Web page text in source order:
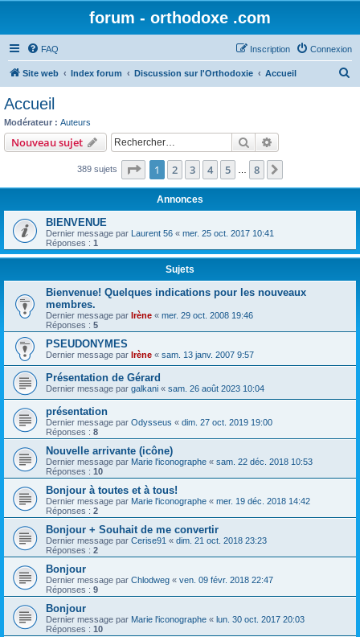
forum - orthodoxe .com
FAQ Connexion
Inscription
Site web Index forum Discussion sur l'Orthodoxie Accueil
c
Accueil
Modérateur : Auteurs
Nouveau sujet Rechercher
389 sujets Page 1sur8
1 2 3 4 5 8
Annonces
BIENVENUE
Dernier message par Laurent 56 « mer. 25 oct. 2017 10:41
Réponses : 1
Sujets
Bienvenue! Quelques indications pour les nouveaux
membres.
Dernier message par Irène « mer. 29 oct. 2008 19:46
Réponses : 5
PSEUDONYMES
Dernier message par Irène « sam. 13 janv. 2007 9:57
Présentation de Gérard
Dernier message par galkani « sam. 26 août 2023 10:04
présentation
Dernier message par Odysseus « dim. 27 oct. 2019 19:00
Réponses : 8
Nouvelle arrivante (icône)
Dernier message par Marie l'iconographe « sam. 22 déc. 2018 10:53
Réponses : 10
Bonjour à toutes et à tous!
Dernier message par Marie l'iconographe « mer. 19 déc. 2018 14:42
Réponses : 2
Bonjour + Souhait de me convertir
Dernier message par Cerise91 « dim. 21 oct. 2018 23:23
Réponses : 2
Bonjour
Dernier message par Chlodweg « ven. 09 févr. 2018 22:47
Réponses : 9
Bonjour
Dernier message par Marie l'iconographe « lun. 30 oct. 2017 20:03
Réponses : 10